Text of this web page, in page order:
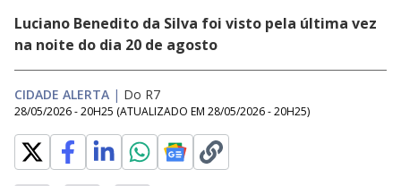
Luciano Benedito da Silva foi visto pela última vez
na noite do dia 20 de agosto
CIDADE ALERTA | Do R7
28/05/2026 - 20H25 (ATUALIZADO EM 28/05/2026 - 20H25)